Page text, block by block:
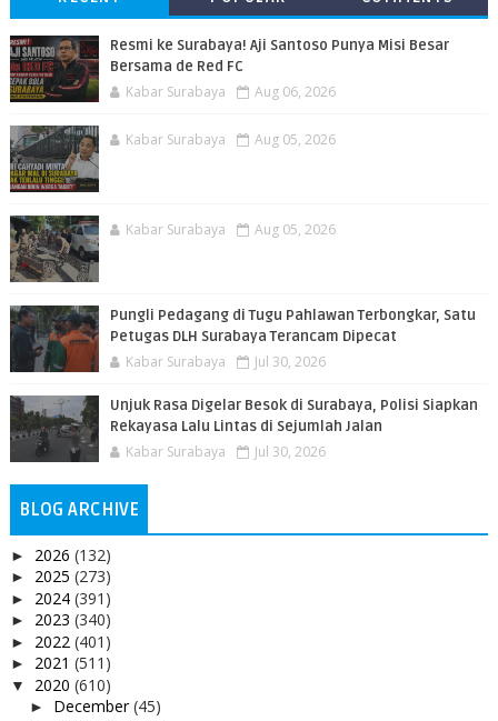
Resmi ke Surabaya! Aji Santoso Punya Misi Besar
Bersama de Red FC
Kabar Surabaya Aug 06, 2026
Kabar Surabaya Aug 05, 2026
Kabar Surabaya Aug 05, 2026
Pungli Pedagang di Tugu Pahlawan Terbongkar, Satu
Petugas DLH Surabaya Terancam Dipecat
Kabar Surabaya Jul 30, 2026
Unjuk Rasa Digelar Besok di Surabaya, Polisi Siapkan
Rekayasa Lalu Lintas di Sejumlah Jalan
Kabar Surabaya Jul 30, 2026
BLOG ARCHIVE
► 2026 (132)
► 2025 (273)
► 2024 (391)
► 2023 (340)
► 2022 (401)
► 2021 (511)
▼ 2020 (610)
► December(45)